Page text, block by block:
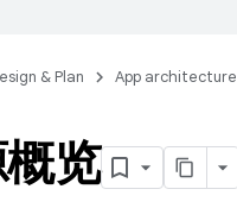
& Plan App architecture
览